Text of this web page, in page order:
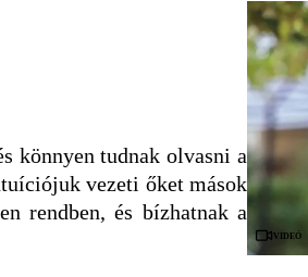
könnyen tudnak olvasni a
vezeti őket mások
rendben, és bízhatnak a
Videó